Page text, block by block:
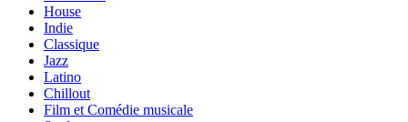
House
Indie
Classique
Jazz
Latino
Chillout
Film et Comédie musicale